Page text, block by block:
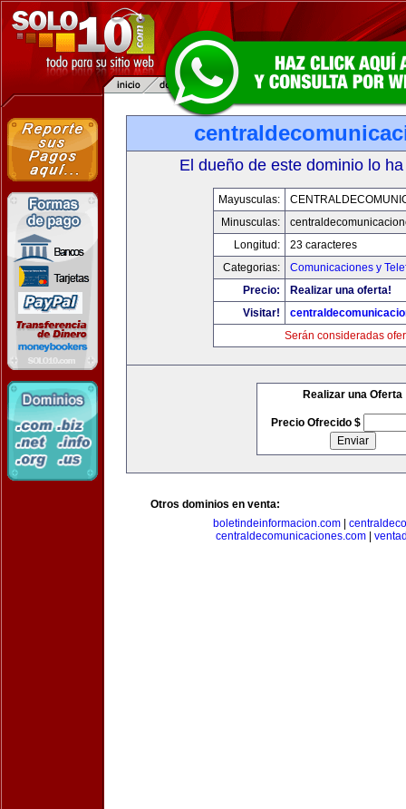
El dueño de este dominio lo
Mayusculas:
Minusculas:
Longitud:
23 caracteres
Categorias:
Comunicaciones y
Precio:
Realizar una oferta!
Visitar!
Serán consideradas
Realizar una Oferta
Precio Ofrecido $
Otros dominios en venta:
boletindeinformacion.com|
centraldecomunicaciones.com|